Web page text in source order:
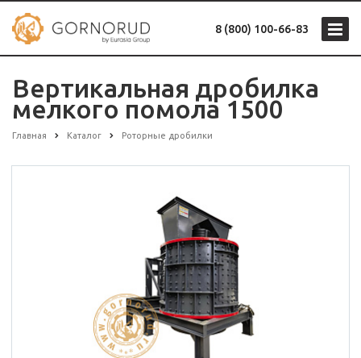
8 (800) 100-66-83
Вертикальная дробилка
мелкого помола 1500
Главная Каталог Роторные дробилки